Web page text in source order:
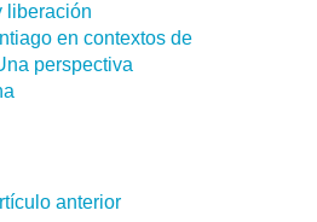
liberación
en contextos de
perspectiva
anterior